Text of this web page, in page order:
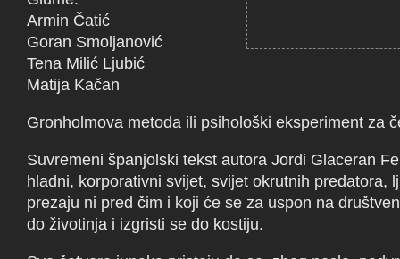
Armin Čatić
Goran Smoljanović
Tena Milić Ljubić
Matija Kačan
Gronholmova metoda ili psihološki eksperiment za
Suvremeni španjolski tekst autora Jordi Glaceran
hladni, korporativni svijet, svijet okrutnih predatora,
prezaju ni pred čim i koji će se za uspon na
do životinja i izgristi se do kostiju.